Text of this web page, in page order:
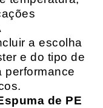
a escolha
e do tipo de
performance
de PE